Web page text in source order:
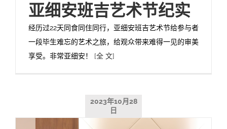
亚细安班吉艺术节纪实
经历过22天同食同住同行，亚细安班吉艺术节给参与者
一段毕生难忘的艺术之旅，给观众带来难得一见的审美
享受。非常亚细安！ [全 文]
2023年10月28
日